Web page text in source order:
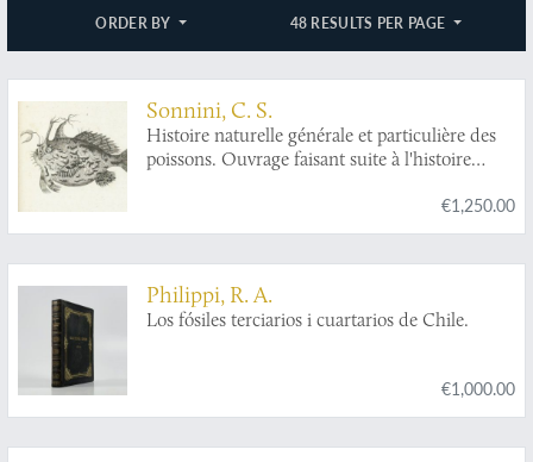
ORDER BY 48 RESULTS PER PAGE
Sonnini, C. S.
Histoire naturelle générale et particulière des
poissons. Ouvrage faisant suite à l'histoire
par Leclerc de Buffon, et mis dans un nouvel
ordre par C. S. Sonnini, avec des notes et des
€1,250.00
Philippi, R. A.
Los fósiles terciarios i cuartarios de Chile.
€1,000.00